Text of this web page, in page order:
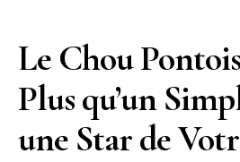
Le Chou
Plus qu’un
une Star de